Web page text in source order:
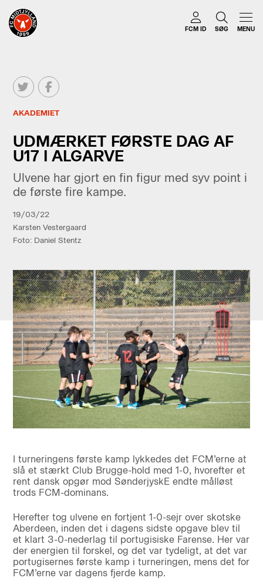
FCM ID SØG MENU
AKADEMIET
UDMÆRKET FØRSTE DAG AF
U17 I ALGARVE
Ulvene har gjort en fin figur med syv point i
de første fire kampe.
19/03/22
Karsten Vestergaard
Foto: Daniel Stentz
I turneringens første kamp lykkedes det FCM’erne at
slå et stærkt Club Brugge-hold med 1-0, hvorefter et
rent dansk opgør mod SønderjyskE endte målløst
trods FCM-dominans.
Herefter tog ulvene en fortjent 1-0-sejr over skotske
Aberdeen, inden det i dagens sidste opgave blev til
et klart 3-0-nederlag til portugisiske Farense. Her var
der energien til forskel, og det var tydeligt, at det var
portugisernes første kamp i turneringen, mens det for
FCM’erne var dagens fjerde kamp.